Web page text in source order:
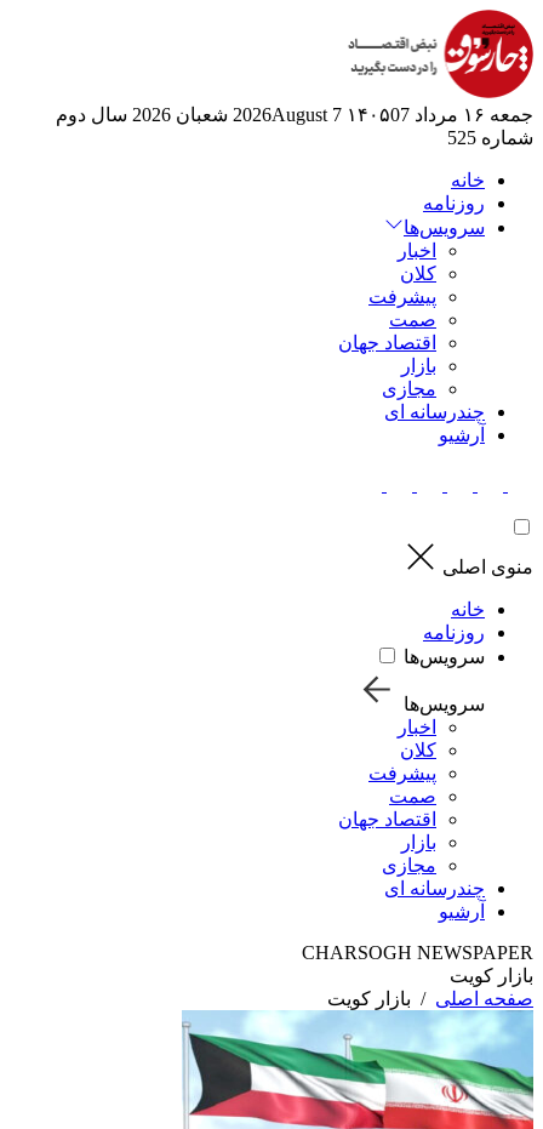
جمعه ۱۶ مرداد ۱۴۰۵ 07 2026August 7 شعبان 2026
سال دوم
شماره 525
خانه
روزنامه
سرویس‌ها
اخبار
کلان
پیشرفت
صمت
اقتصاد جهان
بازار
مجازی
چندرسانه ای
آرشیو
منوی اصلی
خانه
روزنامه
سرویس‌ها
سرویس‌ها
اخبار
کلان
پیشرفت
صمت
اقتصاد جهان
بازار
مجازی
چندرسانه ای
آرشیو
CHARSOGH NEWSPAPER
بازار کویت
صفحه اصلی / بازار کویت